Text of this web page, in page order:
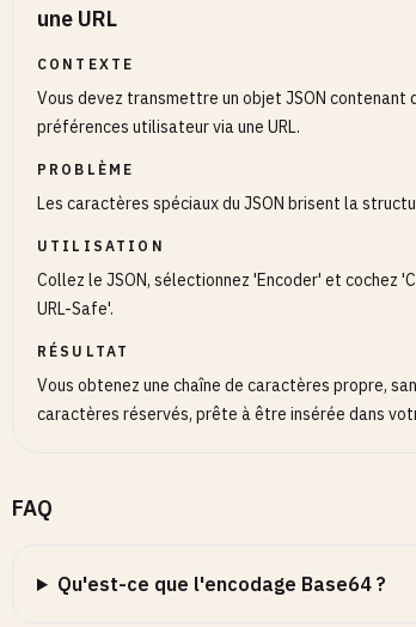
une URL
CONTEXTE
Vous devez transmettre un objet JSON contenant
préférences utilisateur via une URL.
PROBLÈME
Les caractères spéciaux du JSON brisent la
UTILISATION
Collez le JSON, sélectionnez 'Encoder' et cochez
URL-Safe'.
RÉSULTAT
Vous obtenez une chaîne de caractères propre,
caractères réservés, prête à être insérée dans
FAQ
Qu'est-ce que l'encodage Base64 ?